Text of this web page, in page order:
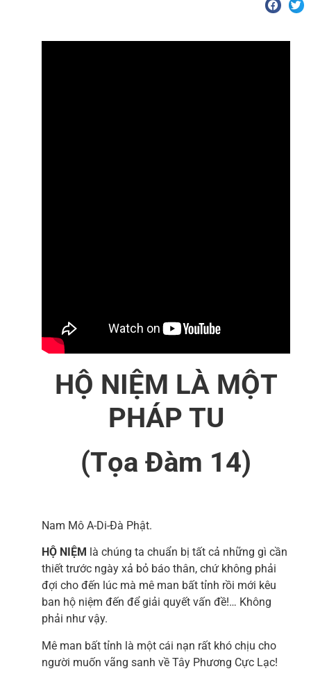
HỘ NIỆM LÀ MỘT
PHÁP TU
(Tọa Đàm 14)
Nam Mô A-Di-Đà Phật.
HỘ NIỆM
là chúng ta chuẩn bị tất cả những gì cần
thiết trước ngày xả bỏ báo thân, chứ không phải
đợi cho đến lúc mà mê man bất tỉnh rồi mới kêu
ban hộ niệm đến để giải quyết vấn đề!… Không
phải như vậy.
Mê man bất tỉnh là một cái nạn rất khó chịu cho
người muốn vãng sanh về Tây Phương Cực Lạc!